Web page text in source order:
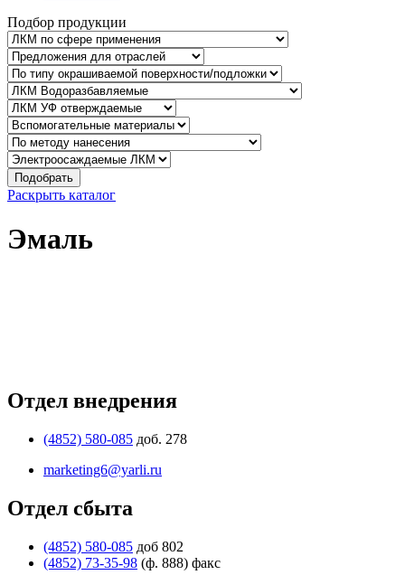
Подбор продукции
Подобрать
Раскрыть каталог
Эмаль
Отдел внедрения
(4852) 580-085 доб. 278
marketing6@yarli.ru
Отдел сбыта
(4852) 580-085 доб 802
(4852) 73-35-98 (ф. 888) факс